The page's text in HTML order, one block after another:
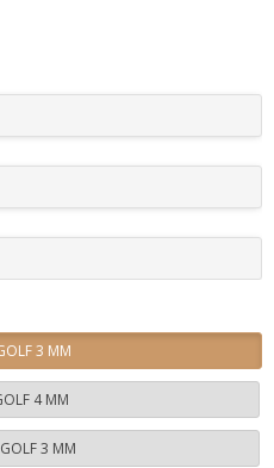
3 MM
4 MM
3 MM